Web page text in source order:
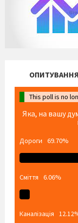
ОПИТУВАННЯ
This poll is no
Яка, на вашу
Дороги 69.70%
Сміття 6.06%
Каналізація